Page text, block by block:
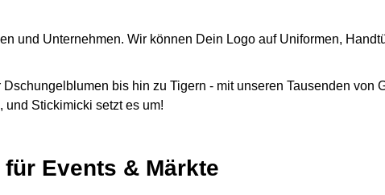
und Unternehmen. Wir können Dein Logo auf Uniformen,
bis hin zu Tigern - mit unseren Tausenden von
Stickimicki setzt es um!
Events & Märkte